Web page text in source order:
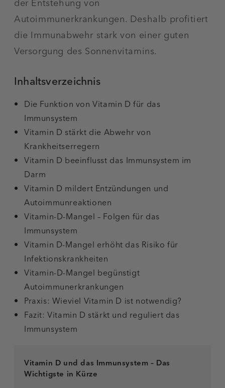
Autoimmunerkrankungen. Deshalb profitiert
die Immunabwehr stark von einer guten
Versorgung des Sonnenvitamins.
Inhaltsverzeichnis
Die Funktion von Vitamin D für das
Immunsystem
Vitamin D stärkt die Abwehr von
Krankheitserregern
Vitamin D beeinflusst das Immunsystem im
Darm
Vitamin D mildert Entzündungen und
Autoimmunreaktionen
Vitamin-D-Mangel – Folgen für das
Immunsystem
Vitamin D-Mangel erhöht das Risiko für
Infektionskrankheiten
Vitamin-D-Mangel begünstigt
Autoimmunerkrankungen
Praxis: Wieviel Vitamin D ist notwendig?
Fazit: Vitamin D stärkt und reguliert das
Immunsystem
Vitamin D und das Immunsystem – Das
Wichtigste in Kürze